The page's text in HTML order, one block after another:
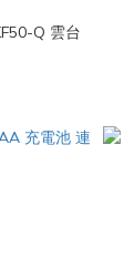
Q 雲台